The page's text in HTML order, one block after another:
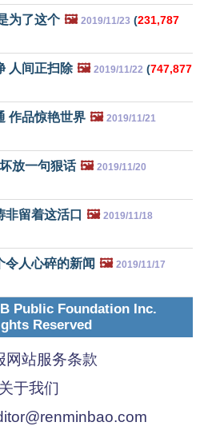
为了这个 🖼️ 2019/11/23 (231,787
人间正扫除 🖼️ 2019/11/22 (747,877
作品惊艳世界 🖼️ 2019/11/21
放一句狠话 🖼️ 2019/11/20
留着这活口 🖼️ 2019/11/18
令人心碎的新闻 🖼️ 2019/11/17
Public Foundation Inc.
Reserved
网站服务条款
关于我们